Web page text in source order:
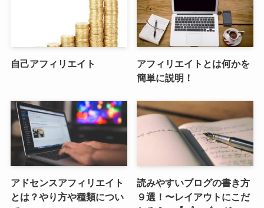
自己アフィリエイト
アフィリエイトとは何かを
簡単に説明！
アドセンスアフィリエイト
とは？やり方や種類につい
読みやすいブログの書き方
９選！〜レイアウトにこだ